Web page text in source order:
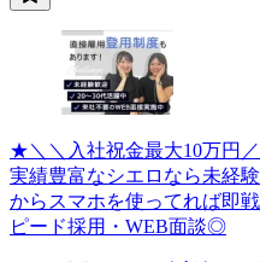
★＼＼入社祝金最大10万円
実績豊富なシエロなら未経
からスマホを使ってれば即
ピード採用・WEB面談◎